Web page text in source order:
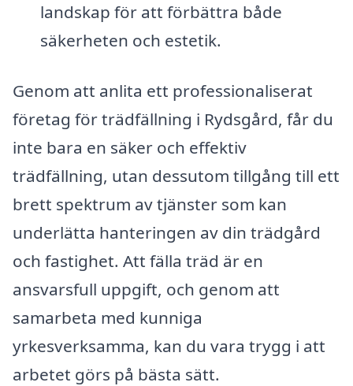
landskap för att förbättra både
säkerheten och estetik.
Genom att anlita ett professionaliserat
företag för trädfällning i Rydsgård, får du
inte bara en säker och effektiv
trädfällning, utan dessutom tillgång till ett
brett spektrum av tjänster som kan
underlätta hanteringen av din trädgård
och fastighet. Att fälla träd är en
ansvarsfull uppgift, och genom att
samarbeta med kunniga
yrkesverksamma, kan du vara trygg i att
arbetet görs på bästa sätt.